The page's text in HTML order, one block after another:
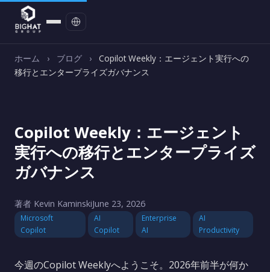
ホーム › ブログ ›
Copilot Weekly：エージェント実行への
移行とエンタープライズガバナンス
Copilot Weekly：エージェント
実行への移行とエンタープライズ
ガバナンス
著者 Kevin KaminskiJune 23, 2026
Microsoft
Copilot
AI
Copilot
Enterprise
AI
AI
Productivity
今週のCopilot Weeklyへようこそ。2026年前半が何か